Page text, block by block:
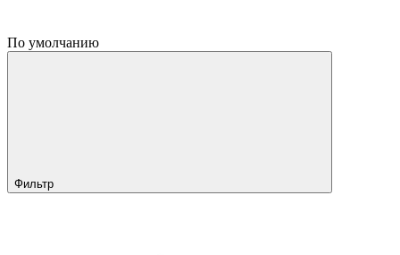
По умолчанию
Фильтр